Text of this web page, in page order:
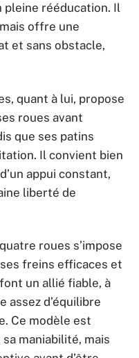
pleine rééducation. Il
offre une
et sans obstacle,
quant à lui, propose
roues avant
que ses patins
Il convient bien
appui constant,
liberté de
roues s’impose
freins efficaces et
un allié fiable, à
assez d’équilibre
Ce modèle est
maniabilité, mais